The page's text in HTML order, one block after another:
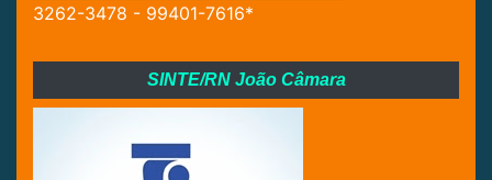
3262-3478 - 99401-7616*
SINTE/RN João Câmara